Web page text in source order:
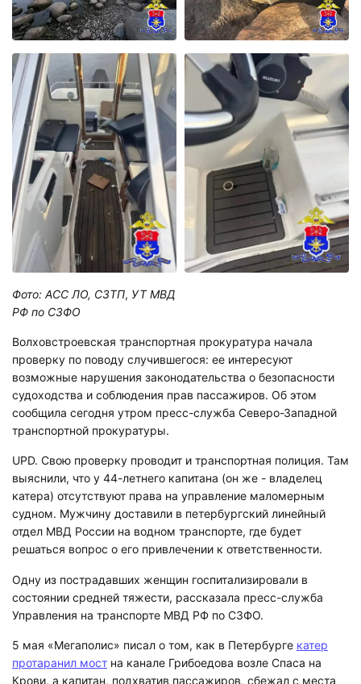
Фото: АСС ЛО, СЗТП, УТ МВД
РФ по СЗФО
Волховстроевская транспортная прокуратура начала
проверку по поводу случившегося: ее интересуют
возможные нарушения законодательства о безопасности
судоходства и соблюдения прав пассажиров. Об этом
сообщила сегодня утром пресс-служба Северо-Западной
транспортной прокуратуры.
UPD. Свою проверку проводит и транспортная полиция. Там
выяснили, что у 44-летнего капитана (он же - владелец
катера) отсутствуют права на управление маломерным
судном. Мужчину доставили в петербургский линейный
отдел МВД России на водном транспорте, где будет
решаться вопрос о его привлечении к ответственности.
Одну из пострадавших женщин госпитализировали в
состоянии средней тяжести, рассказала пресс-служба
Управления на транспорте МВД РФ по СЗФО.
5 мая «Мегаполис» писал о том, как в Петербурге катер
протаранил мост на канале Грибоедова возле Спаса на
Крови, а капитан, подхватив пассажиров, сбежал с места